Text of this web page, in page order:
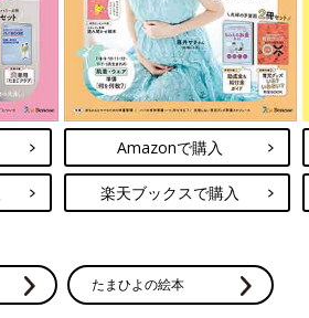
Amazonで購入
楽天ブックスで購入
たまひよの絵本